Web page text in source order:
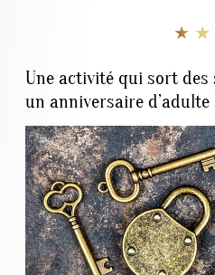
★ ★
Une activité qui sort
un anniversaire d’adulte